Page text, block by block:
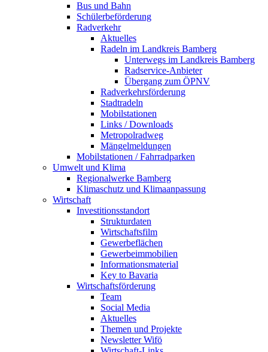
Bus und Bahn
Schülerbeförderung
Radverkehr
Aktuelles
Radeln im Landkreis Bamberg
Unterwegs im Landkreis Bamberg
Radservice-Anbieter
Übergang zum ÖPNV
Radverkehrsförderung
Stadtradeln
Mobilstationen
Links / Downloads
Metropolradweg
Mängelmeldungen
Mobilstationen / Fahrradparken
Umwelt und Klima
Regionalwerke Bamberg
Klimaschutz und Klimaanpassung
Wirtschaft
Investitionsstandort
Strukturdaten
Wirtschaftsfilm
Gewerbeflächen
Gewerbeimmobilien
Informationsmaterial
Key to Bavaria
Wirtschaftsförderung
Team
Social Media
Aktuelles
Themen und Projekte
Newsletter Wifö